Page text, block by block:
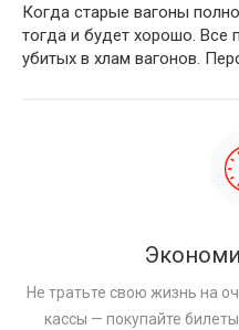
Когда старые вагоны
тогда и будет хорошо. Все
убитых в хлам вагонов.
Не тратьте свою жизнь на
кассы — покупайте